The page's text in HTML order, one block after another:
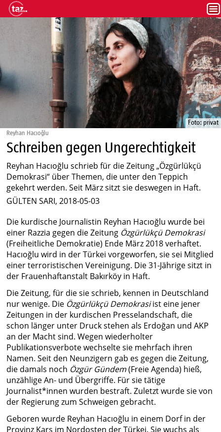
Foto: privat
Reyhan Hacıoğlu
Schreiben gegen Ungerechtigkeit
Reyhan Hacıoğlu schrieb für die Zeitung „Özgürlükçü
Demokrasi“ über Themen, die unter den Teppich
gekehrt werden. Seit März sitzt sie deswegen in Haft.
GÜLTEN SARI, 2018-05-03
Die kurdische Journalistin Reyhan Hacıoğlu wurde bei
einer Razzia gegen die Zeitung Özgürlükçü Demokrasi
(Freiheitliche Demokratie) Ende März 2018 verhaftet.
Hacıoğlu wird in der Türkei vorgeworfen, sie sei Mitglied
einer terroristischen Vereinigung. Die 31-Jährige sitzt in
der Frauenhaftanstalt Bakırköy in Haft.
Die Zeitung, für die sie schrieb, kennen in Deutschland
nur wenige. Die Özgürlükçü Demokrasiist eine jener
Zeitungen in der kurdischen Presselandschaft, die
schon länger unter Druck stehen als Erdoğan und AKP
an der Macht sind. Wegen wiederholter
Publikationsverbote wechselte sie mehrfach ihren
Namen. Seit den Neunzigern gab es gegen die Zeitung,
die damals noch Özgür Gündem(Freie Agenda) hieß,
unzählige An- und Übergriffe. Für sie tätige
Journalist*innen wurden bestraft. Zuletzt wurde sie von
der Regierung zum Schweigen gebracht.
Geboren wurde Reyhan Hacıoğlu in einem Dorf in der
Provinz Kars im Nordosten der Türkei. Sie wuchs als